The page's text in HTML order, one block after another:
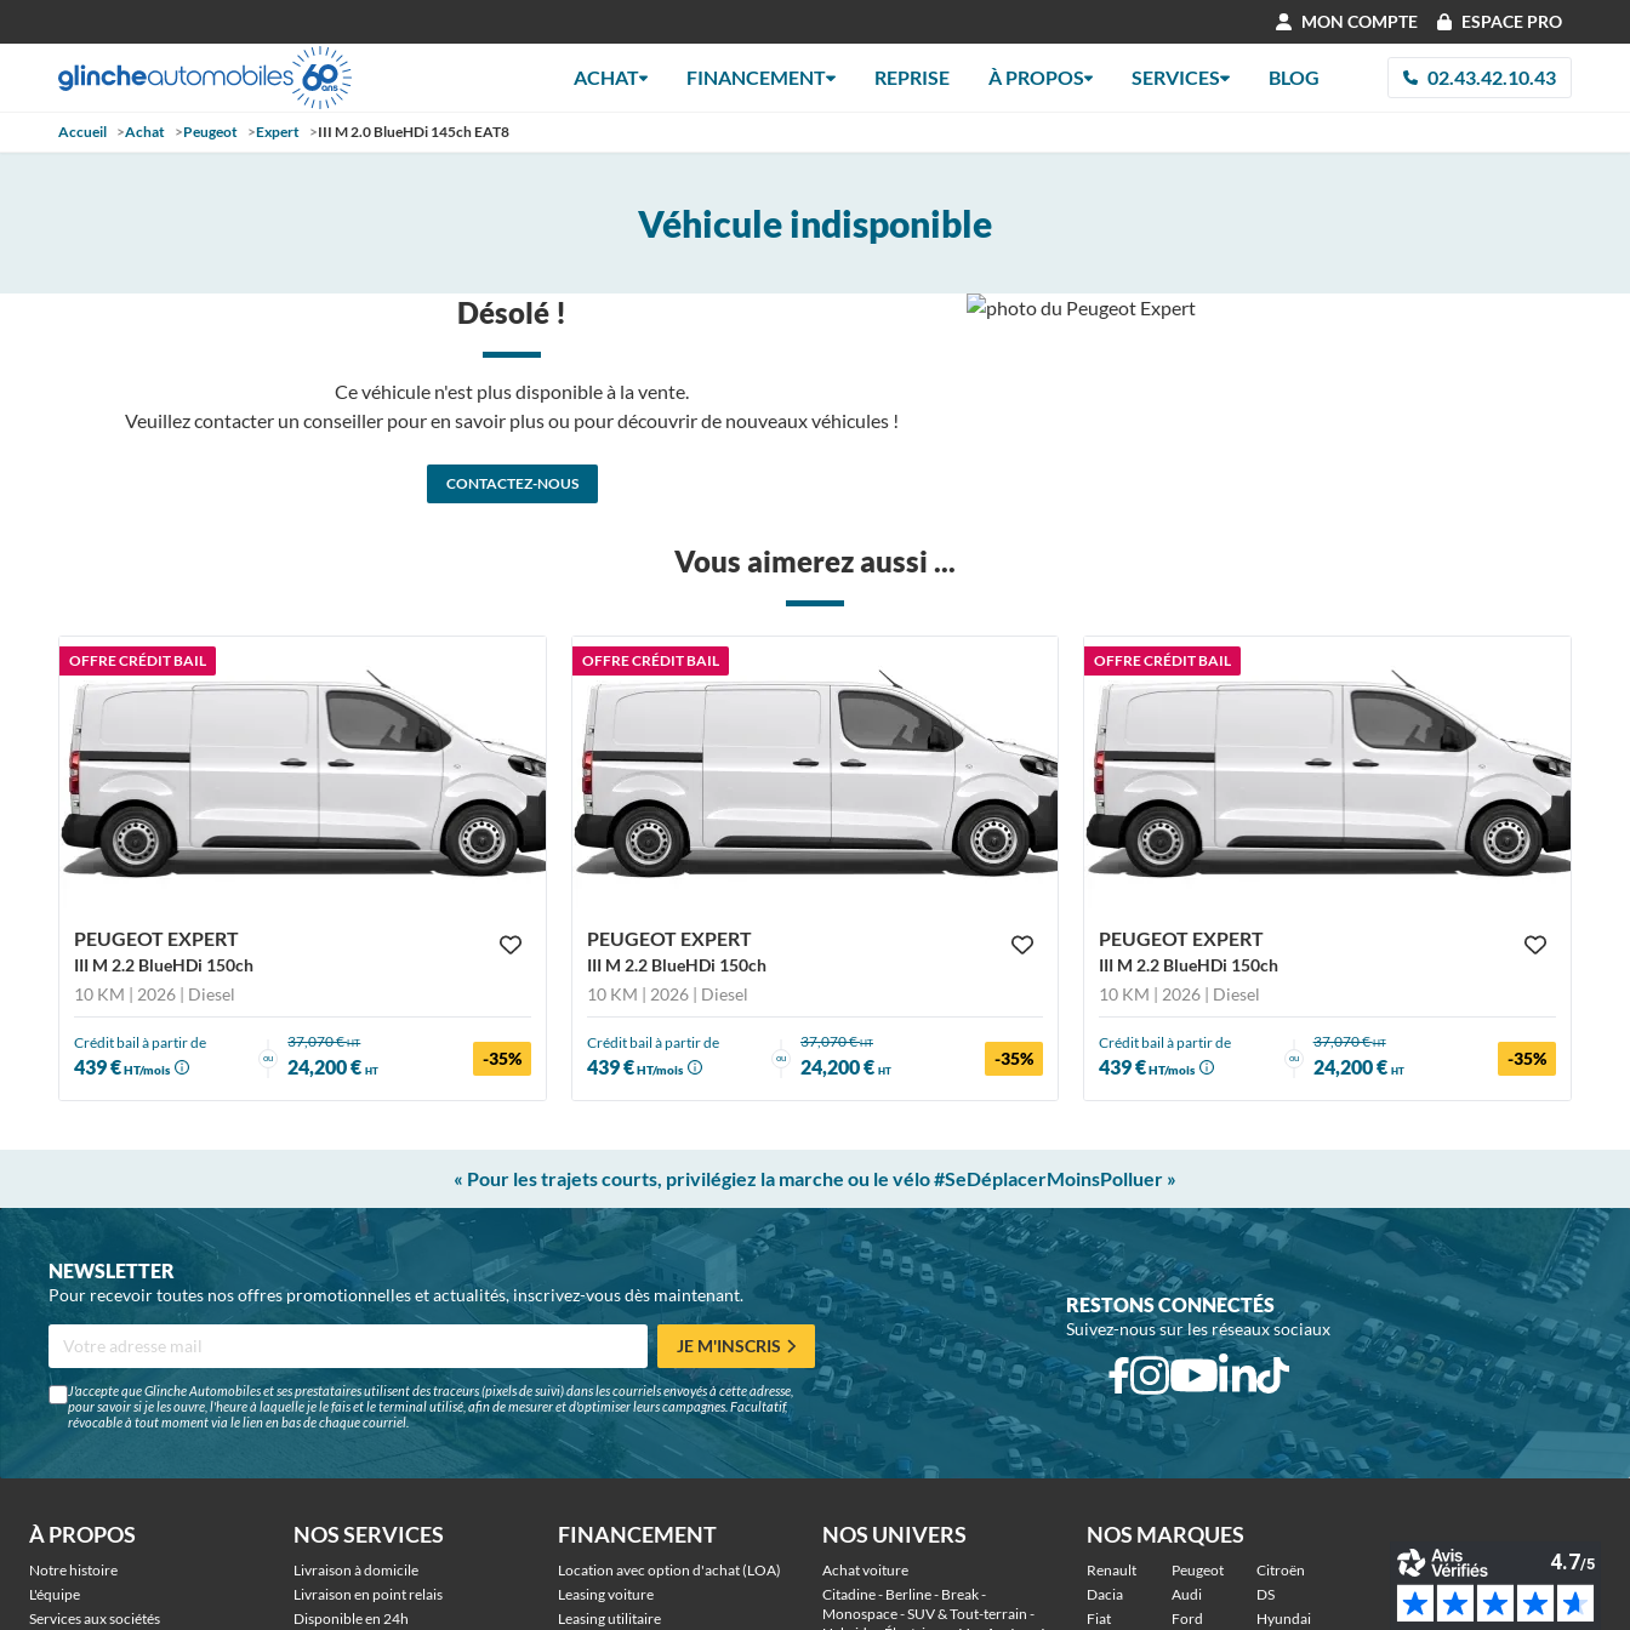
MON COMPTE ESPACE PRO
ACHAT FINANCEMENT REPRISE À PROPOS SERVICES BLOG 02.43.42.10.43
Accueil >Achat >Peugeot >Expert >III M 2.0 BlueHDi 145ch EAT8
Véhicule indisponible
Désolé !
Ce véhicule n'est plus disponible à la vente.
Veuillez contacter un conseiller pour en savoir plus ou pour découvrir de nouveaux véhicules !
CONTACTEZ-NOUS
Vous aimerez aussi ...
OFFRE CRÉDIT BAIL
PEUGEOT EXPERT
III M 2.2 BlueHDi 150ch
10 KM | 2026 | Diesel
Crédit bail à partir de
439 €HT/mois
ou
37,070 €HT
24,200 €HT
-35%
OFFRE CRÉDIT BAIL
PEUGEOT EXPERT
III M 2.2 BlueHDi 150ch
10 KM | 2026 | Diesel
Crédit bail à partir de
439 €HT/mois
ou
37,070 €HT
24,200 € HT
-35%
OFFRE CRÉDIT BAIL
PEUGEOT EXPERT
III M 2.2 BlueHDi 150ch
10 KM | 2026 | Diesel
Crédit bail à partir de
439 €HT/mois
ou
37,070 €HT
24,200 € HT
-35%
« Pour les trajets courts, privilégiez la marche ou le vélo #SeDéplacerMoinsPolluer »
NEWSLETTER
Pour recevoir toutes nos offres promotionnelles et actualités, inscrivez-vous dès maintenant.
JE M'INSCRIS
J'accepte que Glinche Automobiles et ses prestataires utilisent des traceurs (pixels de suivi) dans les courriels envoyés à cette adresse,
pour savoir si je les ouvre, l'heure à laquelle je le fais et le terminal utilisé, afin de mesurer et d'optimiser leurs campagnes. Facultatif,
révocable à tout moment via le lien en bas de chaque courriel.
RESTONS CONNECTÉS
Suivez-nous sur les réseaux sociaux
À PROPOS
Notre histoire
L'équipe
Services aux sociétés
NOS SERVICES
Livraison à domicile
Livraison en point relais
Disponible en 24h
FINANCEMENT
Location avec option d'achat (LOA)
Leasing voiture
Leasing utilitaire
NOS UNIVERS
Achat voiture
Citadine - Berline - Break -
Monospace - SUV & Tout-terrain -
NOS MARQUES
Renault Peugeot
Citroën
Dacia
Audi
DS
Fiat
Ford Hyundai